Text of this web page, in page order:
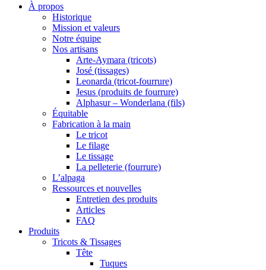
À propos
Historique
Mission et valeurs
Notre équipe
Nos artisans
Arte-Aymara (tricots)
José (tissages)
Leonarda (tricot-fourrure)
Jesus (produits de fourrure)
Alphasur – Wonderlana (fils)
Équitable
Fabrication à la main
Le tricot
Le filage
Le tissage
La pelleterie (fourrure)
L’alpaga
Ressources et nouvelles
Entretien des produits
Articles
FAQ
Produits
Tricots & Tissages
Tête
Tuques